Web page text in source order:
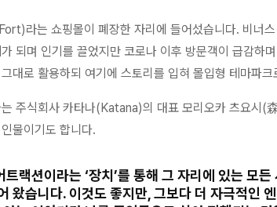
라는 쇼핑몰이 폐장한 자리에 들어섰습니다. 비너
되며 인기를 끌었지만 코로나 이후 방문객이 급감하
대로 활용하되 여기에 스토리를 입혀 몰입형 테마파크
주식회사 카타나(Katana)의 대표 모리오카 츠요시(
물이기도 합니다.
랙션이라는 ‘장치’를 통해 그 자리에 있는 모
왔습니다. 이것도 좋지만, 그보다 더 자극적인